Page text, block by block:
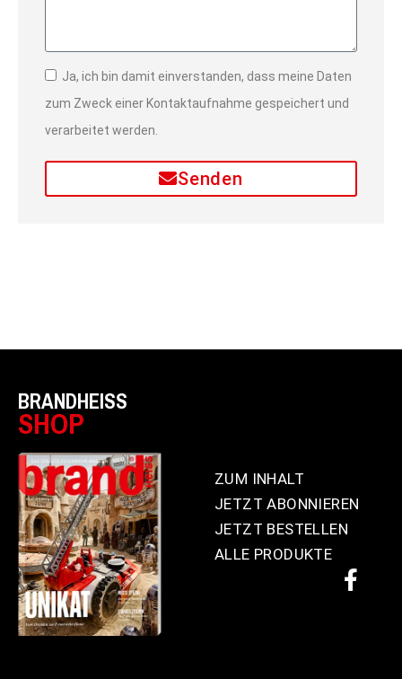
Ja, ich bin damit einverstanden, dass meine Daten
zum Zweck einer Kontaktaufnahme gespeichert und
verarbeitet werden.
Senden
BRANDHEISS
SHOP
ZUM INHALT
JETZT ABONNIEREN
JETZT BESTELLEN
ALLE PRODUKTE